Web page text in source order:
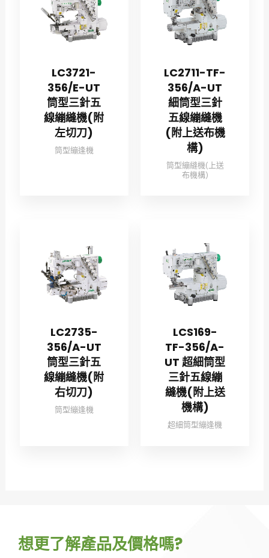
LC3721-
356/E-UT
筒型三針五
線繃縫機(附
左切刀)
筒型繃逢機
LC2711-TF-
356/A-UT
細筒型三針
五線繃縫機
(附上送布機
構)
筒型繃縫機(上送
布機構)
LC2735-
356/A-UT
筒型三針五
線繃縫機(附
右切刀)
筒型繃逢機
LCS169-
TF-356/A-
UT 超細筒型
三針五線繃
縫機(附上送
機構)
超細筒型繃逢機
想更了解產品及價格嗎?